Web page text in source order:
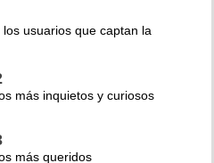
usuarios que captan la
más inquietos y curiosos
más queridos